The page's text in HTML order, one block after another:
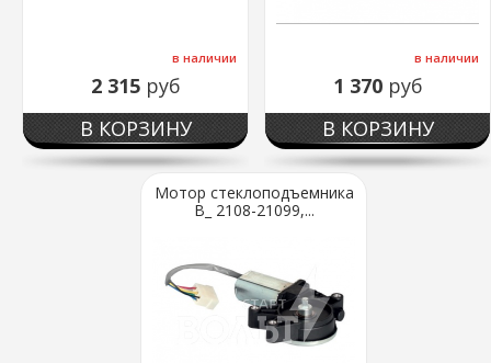
в наличии
2 315 руб
В КОРЗИНУ
в наличии
1 370 руб
В КОРЗИНУ
Мотор стеклоподъемника
В_ 2108-21099,...